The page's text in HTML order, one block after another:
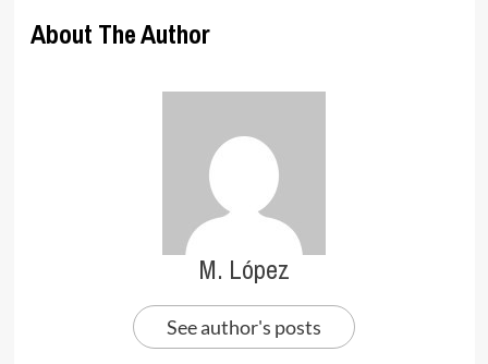
About The Author
M. López
See author's posts